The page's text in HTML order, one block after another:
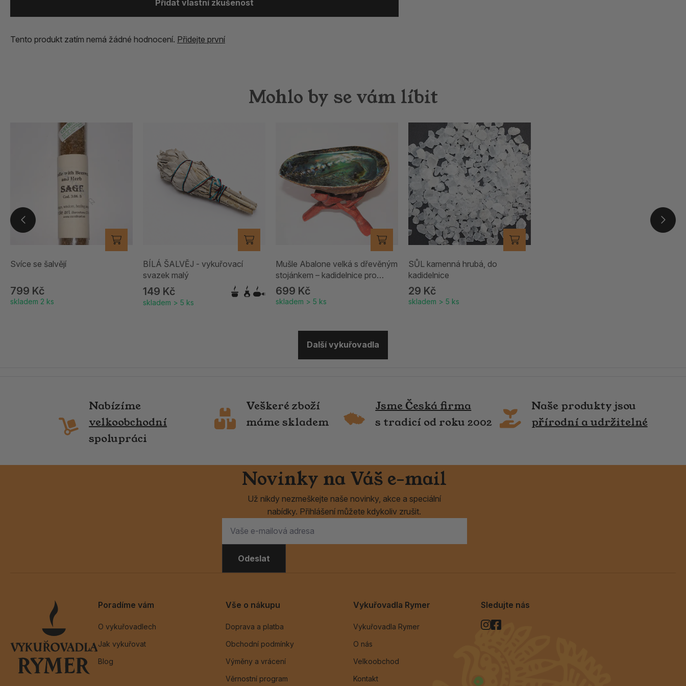
Přidat vlastní zkušenost
Tento produkt zatím nemá žádné hodnocení. Přidejte první
Mohlo by se vám líbit
Svíce se šalvějí
799 Kč
skladem 2 ks
BÍLÁ ŠALVĚJ - vykuřovací
svazek malý
149 Kč
skladem > 5 ks
Mušle Abalone velká s dřevěným
stojánkem – kadidelnice pro
vykuřování
699 Kč
skladem > 5 ks
SŮL kamenná hrubá, do
kadidelnice
29 Kč
skladem > 5 ks
Další vykuřovadla
Nabízíme
velkoobchodní
spolupráci
Veškeré zboží
máme skladem
Jsme Česká firma
s tradicí od roku 2002
Naše produkty jsou
přírodní a udržitelné
Novinky na Váš e-mail
Už nikdy nezmeškejte naše novinky, akce a speciální
nabídky. Přihlášení můžete kdykoliv zrušit.
Odeslat
Poradíme vám
O vykuřovadlech
Jak vykuřovat
Blog
Vše o nákupu
Doprava a platba
Obchodní podmínky
Výměny a vrácení
Věrnostní program
Vykuřovadla Rymer
Vykuřovadla Rymer
O nás
Velkoobchod
Kontakt
Sledujte nás